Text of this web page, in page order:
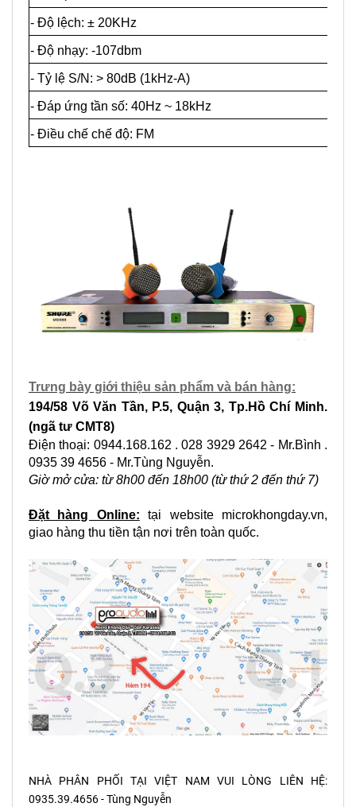
- Độ lệch: ± 20KHz
- Độ nhạy: -107dbm
- Tỷ lệ S/N: > 80dB (1kHz-A)
- Đáp ứng tần số: 40Hz ~ 18kHz
- Điều chế chế độ: FM
Trưng bày giới thiệu sản phẩm và bán hàng:
194/58 Võ Văn Tần, P.5, Quận 3, Tp.Hồ Chí Minh.
(ngã tư CMT8)
Điện thoại: 0944.168.162 . 028 3929 2642 - Mr.Bình .
0935 39 4656 - Mr.Tùng Nguyễn.
Giờ mở cửa: từ 8h00 đến 18h00 (từ thứ 2 đến thứ 7)
Đặt hàng Online: tại website microkhongday.vn,
giao hàng thu tiền tận nơi trên toàn quốc.
NHÀ PHÂN PHỐI TẠI VIỆT NAM VUI LÒNG LIÊN HỆ:
0935.39.4656 - Tùng Nguyễn